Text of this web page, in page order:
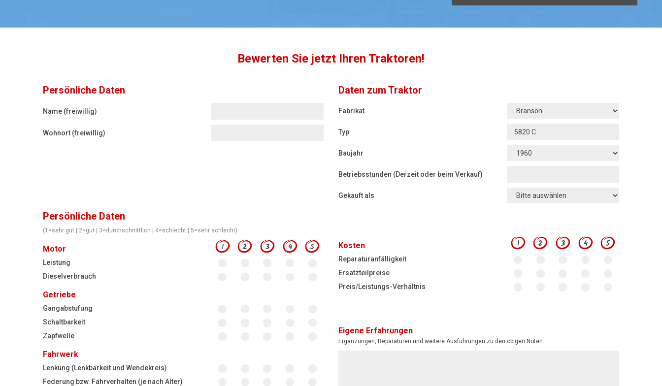
Bewerten Sie jetzt Ihren Traktoren!
Persönliche Daten
Name (freiwillig)
Wohnort (freiwillig)
Daten zum Traktor
Fabrikat
Typ
Baujahr
Betriebsstunden (Derzeit oder beim Verkauf)
Gekauft als
Persönliche Daten
(1=sehr gut | 2=gut | 3=durchschnittlich | 4=schlecht | 5=sehr schlecht)
Motor 1 2 3 4 5
Leistung
Dieselverbrauch
Getriebe
Gangabstufung
Schaltbarkeit
Zapfwelle
Fahrwerk
Lenkung (Lenkbarkeit und Wendekreis)
Federung bzw. Fahrverhalten (je nach Alter)
Kosten 1 2 3 4 5
Reparaturanfälligkeit
Ersatzteilpreise
Preis/Leistungs-Verhältnis
Eigene Erfahrungen
Ergänzungen, Reparaturen und weitere Ausführungen zu den obigen Noten.